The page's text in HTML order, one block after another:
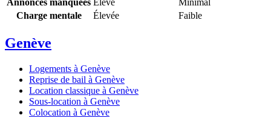
Annonces manquées Élevé
Minimal
Charge mentale
Élevée Faible
Genève
Logements à Genève
Reprise de bail à Genève
Location classique à Genève
Sous-location à Genève
Colocation à Genève